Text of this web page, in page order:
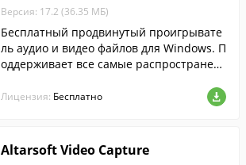
Версия: 17.2 (36.35 МБ)
Бесплатный продвинутый проигрывате
ль аудио и видео файлов для Windows. П
оддерживает все самые распространен
Лицензия: Бесплатно
Altarsoft Video Capture